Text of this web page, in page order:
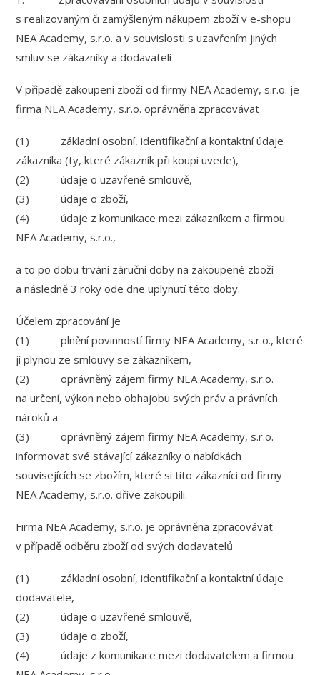
s realizovaným či zamýšleným nákupem zboží v e-shopu
NEA Academy, s.r.o. a v souvislosti s uzavřením jiných
smluv se zákazníky a dodavateli
V případě zakoupení zboží od firmy NEA Academy, s.r.o. je
firma NEA Academy, s.r.o. oprávněna zpracovávat
(1) základní osobní, identifikační a kontaktní údaje
zákazníka (ty, které zákazník při koupi uvede),
(2) údaje o uzavřené smlouvě,
(3) údaje o zboží,
(4) údaje z komunikace mezi zákazníkem a firmou
NEA Academy, s.r.o.,
a to po dobu trvání záruční doby na zakoupené zboží
a následně 3 roky ode dne uplynutí této doby.
Účelem zpracování je
(1) plnění povinností firmy NEA Academy, s.r.o., které
jí plynou ze smlouvy se zákazníkem,
(2) oprávněný zájem firmy NEA Academy, s.r.o.
na určení, výkon nebo obhajobu svých práv a právních
nároků a
(3) oprávněný zájem firmy NEA Academy, s.r.o.
informovat své stávající zákazníky o nabídkách
souvisejících se zbožím, které si tito zákazníci od firmy
NEA Academy, s.r.o. dříve zakoupili.
Firma NEA Academy, s.r.o. je oprávněna zpracovávat
v případě odběru zboží od svých dodavatelů
(1) základní osobní, identifikační a kontaktní údaje
dodavatele,
(2) údaje o uzavřené smlouvě,
(3) údaje o zboží,
(4) údaje z komunikace mezi dodavatelem a firmou